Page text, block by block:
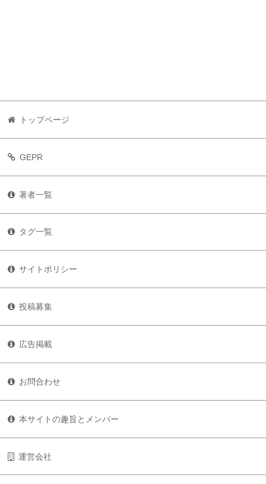
トップページ
GEPR
著者一覧
タグ一覧
サイトポリシー
投稿募集
広告掲載
お問合わせ
本サイトの趣旨とメンバー
運営会社